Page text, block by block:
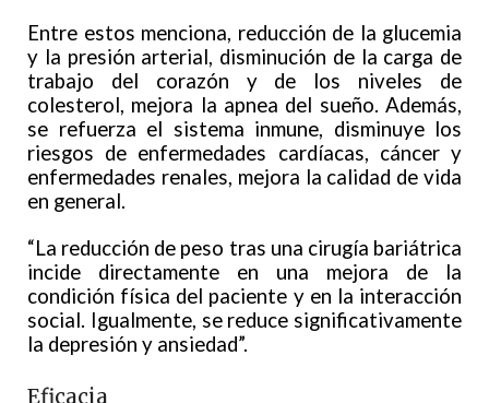
Entre estos menciona, reducción de la glucemia
y la presión arterial, disminución de la carga de
trabajo del corazón y de los niveles de
colesterol, mejora la apnea del sueño. Además,
se refuerza el sistema inmune, disminuye los
riesgos de enfermedades cardíacas, cáncer y
enfermedades renales, mejora la calidad de vida
en general.
“La reducción de peso tras una cirugía bariátrica
incide directamente en una mejora de la
condición física del paciente y en la interacción
social. Igualmente, se reduce significativamente
la depresión y ansiedad”.
Eficacia